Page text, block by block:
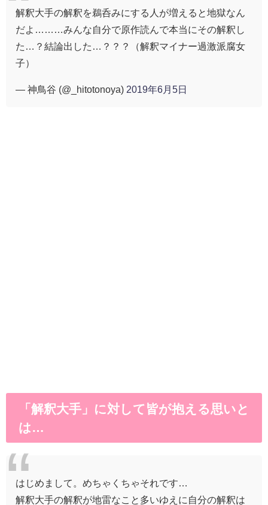
解釈大手の解釈を鵜呑みにする人が増えると地獄なん
だよ………みんな自分で原作読んで本当にその解釈し
た…？結論出した…？？？（解釈マイナー過激派腐女
子）
— 神鳥谷 (@_hitotonoya) 2019年6月5日
「解釈大手」に対して皆が抱える思いと
は…
はじめまして。めちゃくちゃそれです…
解釈大手の解釈が地雷なこと多いゆえに自分の解釈は